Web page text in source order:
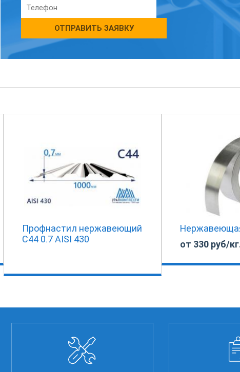
ОТПРАВИТЬ ЗАЯВКУ
Профнастил нержавеющий
С44 0.7 AISI 430
от 330 руб/